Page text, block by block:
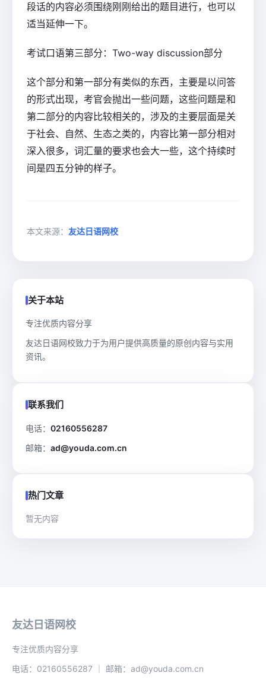
段话的内容必须围绕刚刚给出的题目进行，也可以
适当延伸一下。
考试口语第三部分：Two-way discussion部分
这个部分和第一部分有类似的东西，主要是以问答
的形式出现，考官会抛出一些问题，这些问题是和
第二部分的内容比较相关的，涉及的主要层面是关
于社会、自然、生态之类的，内容比第一部分相对
深入很多，词汇量的要求也会大一些，这个持续时
间是四五分钟的样子。
本文来源： 友达日语网校
关于本站
专注优质内容分享
友达日语网校致力于为用户提供高质量的原创内容与实用
资讯。
联系我们
电话： 02160556287
邮箱： ad@youda.com.cn
热门文章
暂无内容
友达日语网校
专注优质内容分享
电话：02160556287 ｜ 邮箱：ad@youda.com.cn